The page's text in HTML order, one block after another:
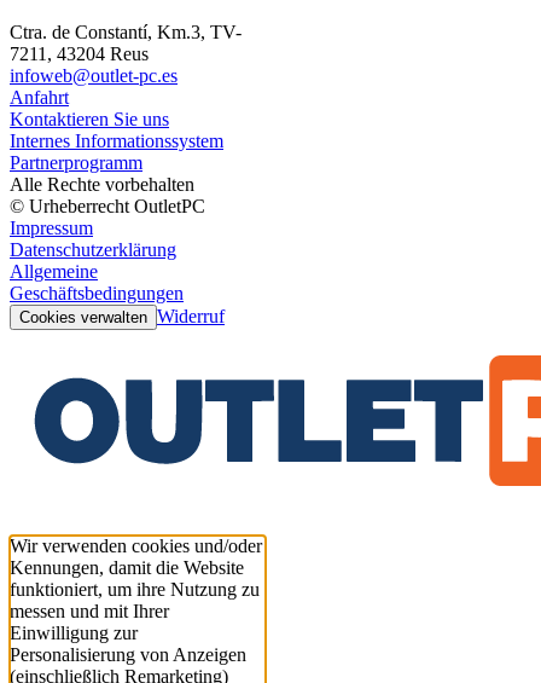
Ctra. de Constantí, Km.3, TV-
7211, 43204 Reus
infoweb@outlet-pc.es
Anfahrt
Kontaktieren Sie uns
Internes Informationssystem
Partnerprogramm
Alle Rechte vorbehalten
© Urheberrecht OutletPC
Impressum
Datenschutzerklärung
Allgemeine
Geschäftsbedingungen
Cookies verwalten Widerruf
Wir verwenden cookies und/oder
Kennungen, damit die Website
funktioniert, um ihre Nutzung zu
messen und mit Ihrer
Einwilligung zur
Personalisierung von Anzeigen
(einschließlich Remarketing)